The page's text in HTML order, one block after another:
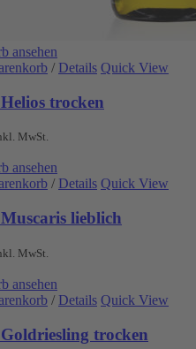
ansehen
/ Details Quick View
trocken
MwSt.
ansehen
/ Details Quick View
lieblich
MwSt.
ansehen
/ Details Quick View
trocken